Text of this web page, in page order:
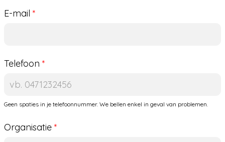
E-mail *
Telefoon *
Geen spaties in je telefoonnummer. We bellen enkel in geval van problemen.
Organisatie *